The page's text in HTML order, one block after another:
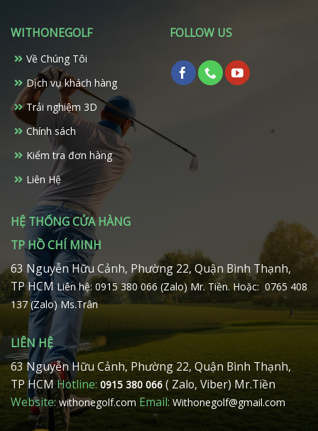
WITHONEGOLF
Về Chúng Tôi
Dịch vụ khách hàng
Trải nghiệm 3D
Chính sách
Kiểm tra đơn hàng
Liên Hệ
FOLLOW US
HỆ THỐNG CỬA HÀNG
TP HỒ CHÍ MINH
63 Nguyễn Hữu Cảnh, Phường 22, Quận Bình Thạnh,
TP HCMLiên hệ: 0915 380 066 (Zalo) Mr. Tiền.Hoặc: 0765 408
137 (Zalo) Ms.Trân
LIÊN HỆ
63 Nguyễn Hữu Cảnh, Phường 22, Quận Bình Thạnh,
TP HCMHotline: 0915 380 066 ( Zalo, Viber) Mr.Tiền
Website: withonegolf.com Email: Withonegolf@gmail.com